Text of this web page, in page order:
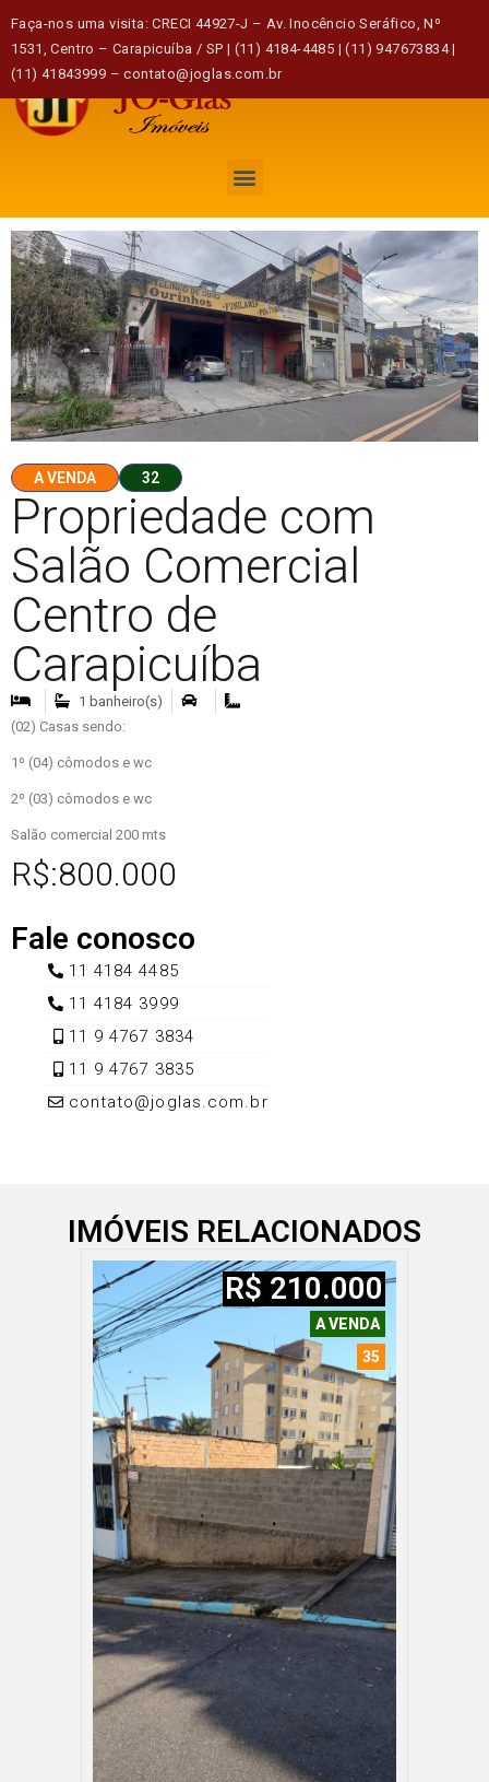
Faça-nos uma visita: CRECI 44927-J – Av. Inocêncio Seráfico, Nº
1531, Centro – Carapicuíba / SP | (11) 4184-4485 | (11) 947673834 |
(11) 41843999 – contato@joglas.com.br
A VENDA 32
Propriedade com
Salão Comercial
Centro de
Carapicuíba
1 banheiro(s)
(02) Casas sendo:
1º (04) cômodos e wc
2º (03) cômodos e wc
Salão comercial 200 mts
R$:800.000
Fale conosco
11 4184 4485
11 4184 3999
11 9 4767 3834
11 9 4767 3835
contato@joglas.com.br
IMÓVEIS RELACIONADOS
A VENDA
35
R$ 210.000